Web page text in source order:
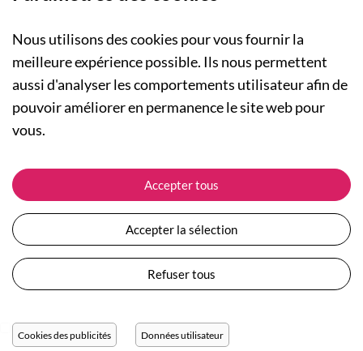
A PROPOS
Qui sommes-nous ?
Actualités
Nos engagements
Plan du site
Devenir revendeur
NOS RUBRIQUES
Collection Femme
Collection Enfants
Les Totebags
Nos différents thèmes
ASSISTANCE
Suivre ma commande
Expédition et livraison
Retour et remboursement
Moyens de paiement
Questions / Réponses
Conditions générales de vente
Protection des données personnelles
Réglage des cookies
Nous utilisons des cookies pour vous fournir la
meilleure expérience possible. Ils nous permettent
aussi d'analyser les comportements utilisateur afin de
pouvoir améliorer en permanence le site web pour
vous.
Accepter tous
Accepter la sélection
Refuser tous
Cookies des publicités Données utilisateur